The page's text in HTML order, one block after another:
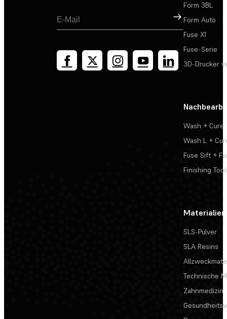
Registrieren
Form 3BL
Form Auto
Fuse X1
Fuse-Serie
3D-Drucker
Wash + Cure
Wash L +
Fuse Sift +
Finishing
Materialien
SLS-Pulver
SLA Resins
Technische
Zahnmedizin